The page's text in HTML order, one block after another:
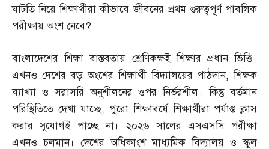
ঘাটতি নিয়ে শিক্ষার্থীরা কীভাবে জীবনের প্রথম গুরুত্বপূর্ণ পাবলিক
পরীক্ষায় অংশ নেবে?
বাংলাদেশের শিক্ষা বাস্তবতায় শ্রেণিকক্ষই শিক্ষার প্রধান ভিত্তি।
এখনও দেশের বড় অংশের শিক্ষার্থী বিদ্যালয়ের পাঠদান,শিক্ষক
ব্যাখ্যা ও সরাসরি অনুশীলনের ওপর নির্ভরশীল। কিন্তু বর্তমান
পরিস্থিতিতে দেখা যাচ্ছে, পুরো শিক্ষাবর্ষে শিক্ষার্থীরা পর্যাপ্ত ক্লাস
করার সুযোগই পাচ্ছে না। ২০২৬ সালের এসএসসি পরীক্ষা
এখনও চলমান। দেশের অধিকাংশ মাধ্যমিক বিদ্যালয় ও স্কুল